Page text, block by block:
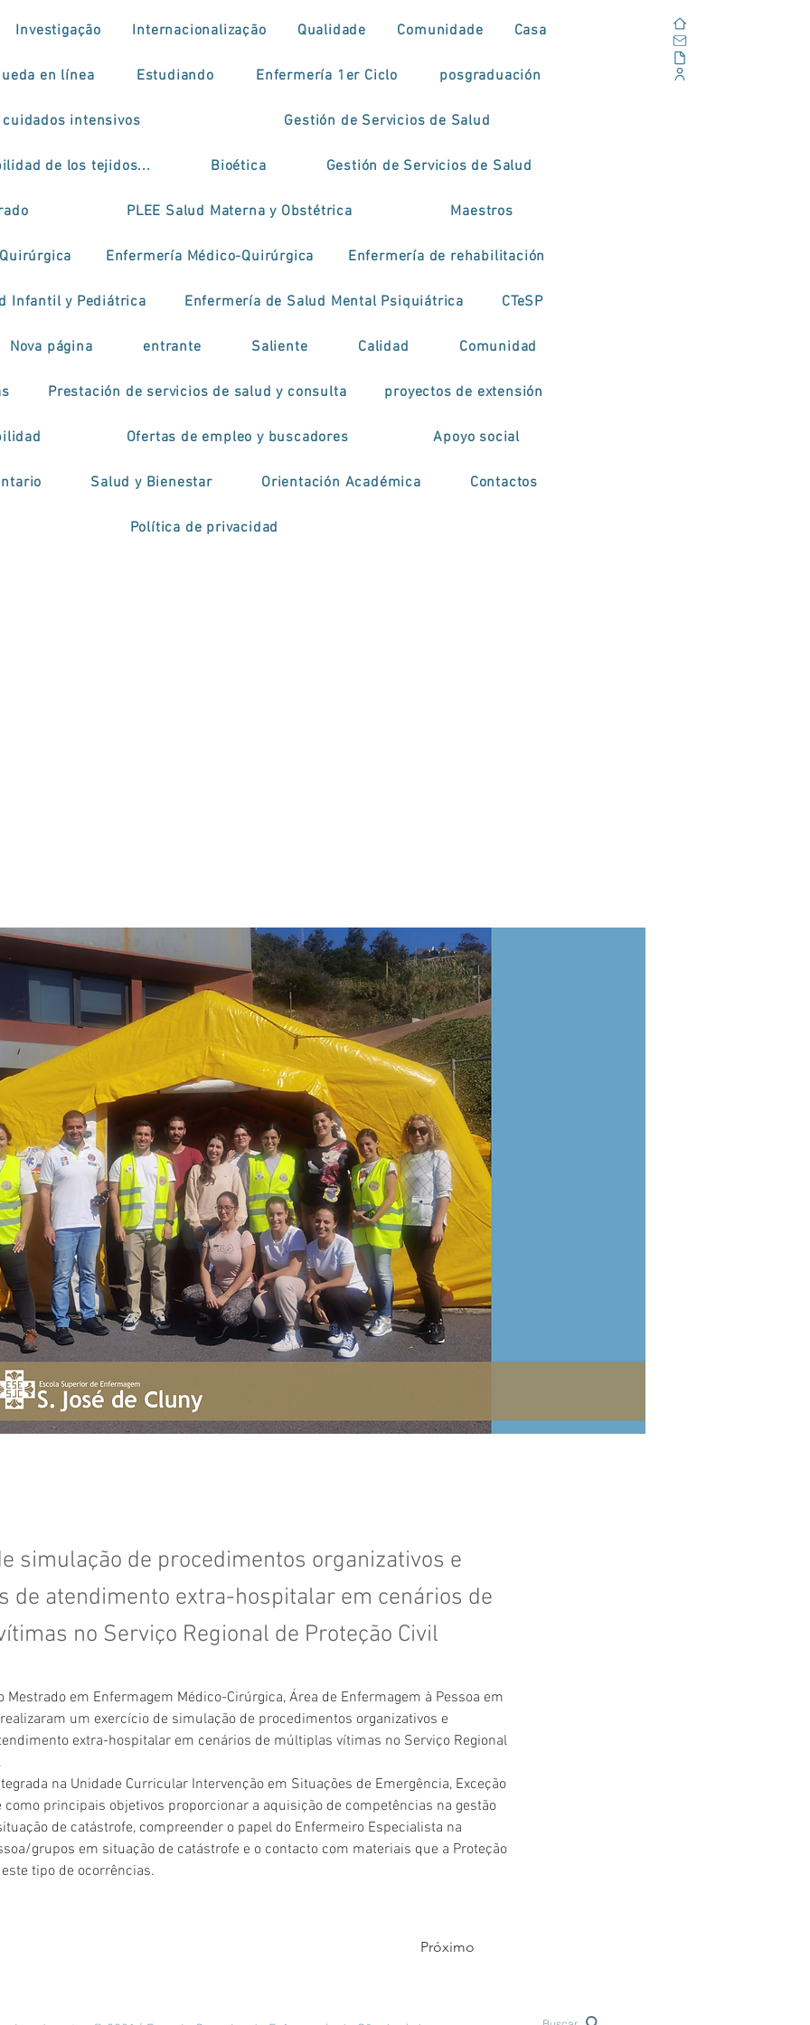
Investigação Internacionalização Qualidade Comunidade Casa
en línea Estudiando Enfermería 1er Ciclo posgraduación
intensivos Gestión de Servicios de Salud
de los tejidos... Bioética Gestión de Servicios de Salud
PLEE Salud Materna y Obstétrica Maestros
Enfermería Médico-Quirúrgica Enfermería de rehabilitación
Infantil y Pediátrica Enfermería de Salud Mental Psiquiátrica CTeSP
Nova página entrante Saliente Calidad Comunidad
Prestación de servicios de salud y consulta proyectos de extensión
Ofertas de empleo y buscadores Apoyo social
Salud y Bienestar Orientación Académica Contactos
Política de privacidad
simulação de procedimentos organizativos e
de atendimento extra-hospitalar em cenários de
no Serviço Regional de Proteção Civil
Mestrado em Enfermagem Médico-Cirúrgica, Área de Enfermagem à Pessoa em
realizaram um exercício de simulação de procedimentos organizativos e
extra-hospitalar em cenários de múltiplas vítimas no Serviço Regional
na Unidade Curricular Intervenção em Situações de Emergência, Exceção
como principais objetivos proporcionar a aquisição de competências na gestão
de catástrofe, compreender o papel do Enfermeiro Especialista na
grupos em situação de catástrofe e o contacto com materiais que a Proteção
tipo de ocorrências.
Próximo